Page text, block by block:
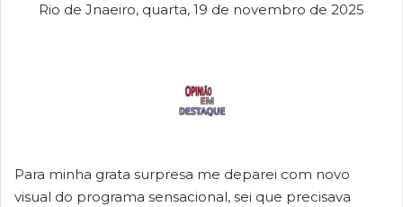
Rio de Jnaeiro, quarta, 19 de novembro de 2025
Para minha grata surpresa me deparei com novo
visual do programa sensacional, sei que precisava